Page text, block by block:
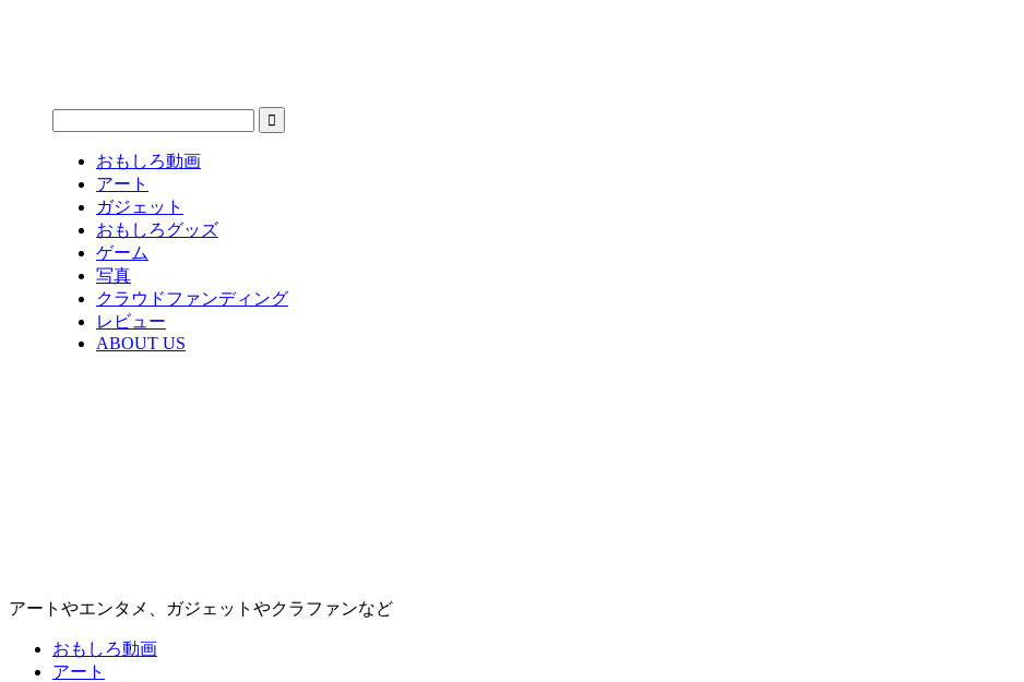
おもしろ動画
アート
ガジェット
おもしろグッズ
ゲーム
写真
クラウドファンディング
レビュー
ABOUT US
アートやエンタメ、ガジェットやクラファンなど
おもしろ動画
アート